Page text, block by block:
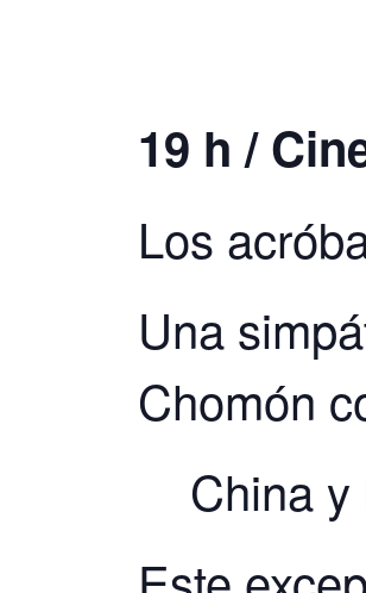
19 h /
Los
Una
Chomón
China y